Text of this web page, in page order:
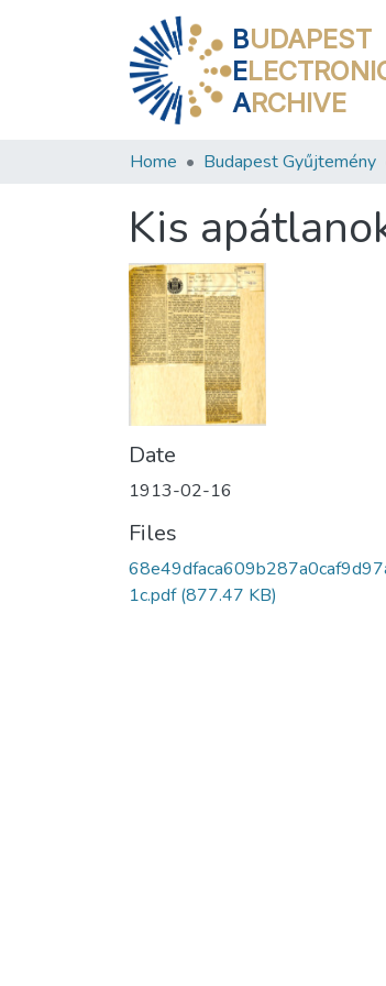
BUDAPEST
E
ARCHIVE
Home Budapest Gyűjtemény
Kis
Date
1913-02-16
Files
1c.pdf(877.47 KB)